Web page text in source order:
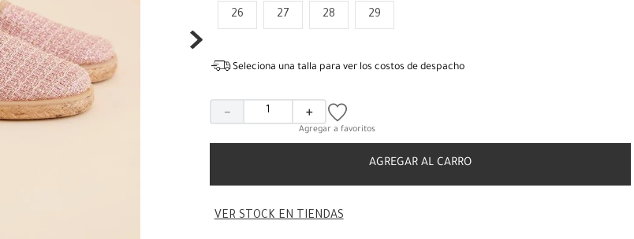
26 27 28 29
Seleciona una talla para ver los costos de despacho
＋
－
AGREGAR AL CARRO
VER STOCK EN TIENDAS